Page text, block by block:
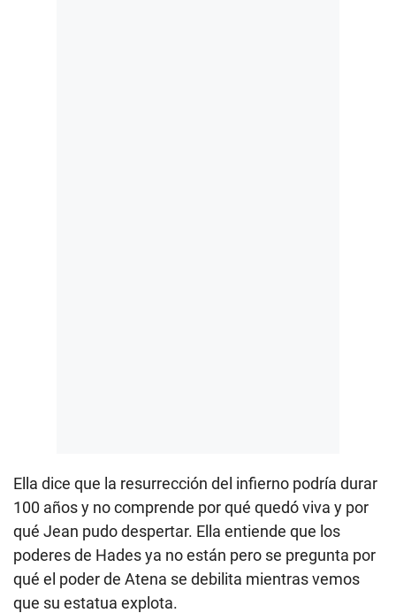
Ella dice que la resurrección del infierno podría durar
100 años y no comprende por qué quedó viva y por
qué Jean pudo despertar. Ella entiende que los
poderes de Hades ya no están pero se pregunta por
qué el poder de Atena se debilita mientras vemos
que su estatua explota.